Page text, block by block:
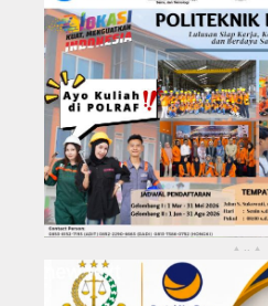
KABUPATEN KEPAHIANG
KABUPATEN REJANG LEBONG
Kota Bengkulu
▴ ▴